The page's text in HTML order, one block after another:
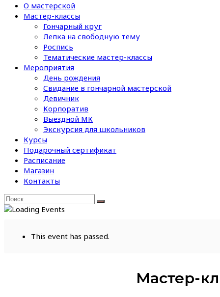
О мастерской
Мастер-классы
Гончарный круг
Лепка на свободную тему
Роспись
Тематические мастер-классы
Мероприятия
День рождения
Свидание в гончарной мастерской
Девичник
Корпоратив
Выездной МК
Экскурсия для школьников
Курсы
Подарочный сертификат
Расписание
Магазин
Контакты
This event has passed.
Мастер-